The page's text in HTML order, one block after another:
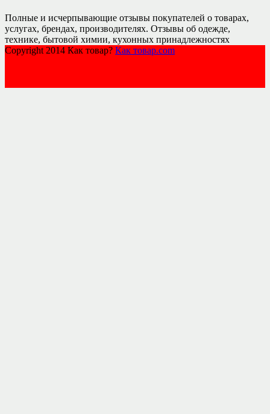
Полные и исчерпывающие отзывы покупателей о товарах,
услугах, брендах, производителях. Отзывы об одежде,
технике, бытовой химии, кухонных принадлежностях
Copyright 2014 Как товар? Как товар.com